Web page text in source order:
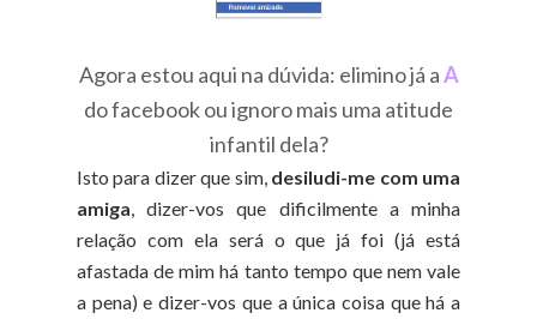
Agora estou aqui na dúvida: elimino já aA
do facebook ou ignoro mais uma atitude
infantil dela?
Isto para dizer que sim, desiludi-me com uma
amiga, dizer-vos que dificilmente a minha
relação com ela será o que já foi (já está
afastada de mim há tanto tempo que nem vale
a pena) e dizer-vos que a única coisa que há a